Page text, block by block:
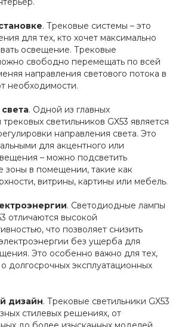
. Трековые системы – это
для тех, кто хочет максимально
освещение. Трековые
свободно перемещать по всей
направления светового потока в
необходимости.
. Одной из главных
светильников GX53 является
направления света. Это
для акцентного или
– можно подсветить
зоны в помещении, такие как
витрины, картины или мебель.
. Светодиодные лампы
отличаются высокой
что позволяет снизить
без ущерба для
Это особенно важно для тех,
о долгосрочных эксплуатационных
дизайн. Трековые светильники GX53
стилевых решениях, от